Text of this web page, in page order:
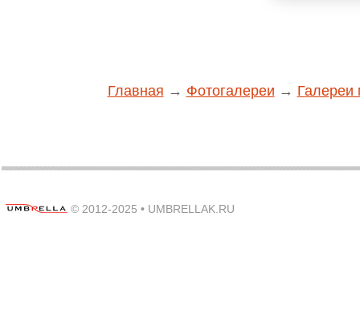
Главная → Фотогалереи → Галереи
© 2012-2025 • UMBRELLAK.RU